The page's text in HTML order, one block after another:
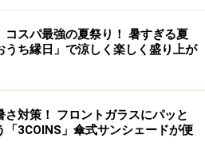
るプリント類、地区のゴミ出し
。必要なものだということは十
見える場所にはっておくと生
まいます。そもそも、目に見え
本当に不便なのでしょうか。
コスパ最強の夏祭り！ 暑すぎる夏
うち縁日」で涼しく楽しく盛り上が
さ対策！ フロントガラスにパッと
「3COINS」傘式サンシェードが便